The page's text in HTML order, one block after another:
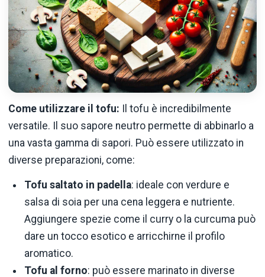
Come utilizzare il tofu: Il tofu è incredibilmente
versatile. Il suo sapore neutro permette di abbinarlo a
una vasta gamma di sapori. Può essere utilizzato in
diverse preparazioni, come:
Tofu saltato in padella: ideale con verdure e
salsa di soia per una cena leggera e nutriente.
Aggiungere spezie come il curry o la curcuma può
dare un tocco esotico e arricchirne il profilo
aromatico.
Tofu al forno: può essere marinato in diverse